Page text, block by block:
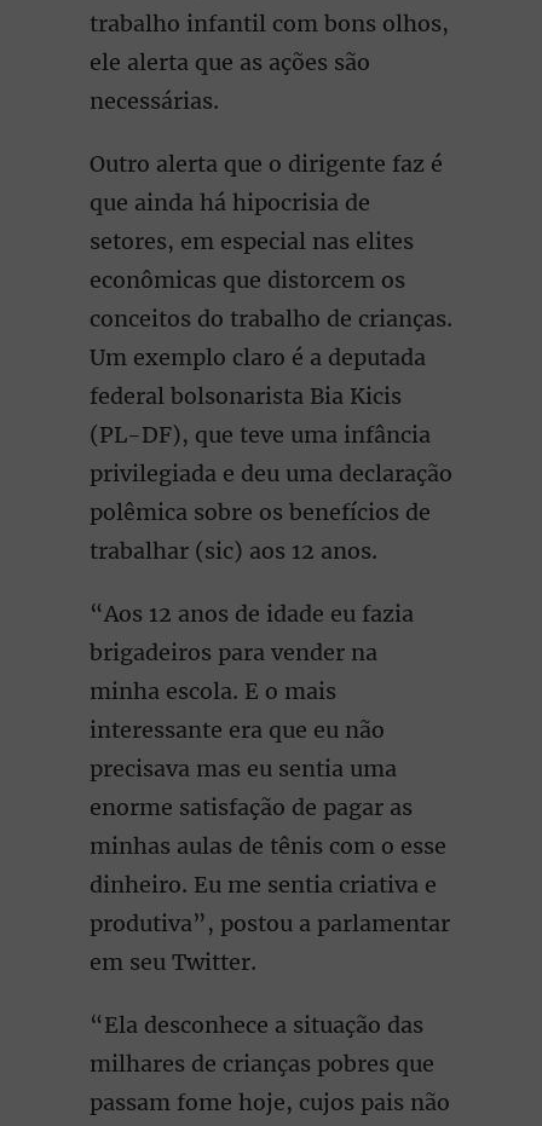
trabalho infantil com bons olhos,
ele alerta que as ações são
necessárias.
Outro alerta que o dirigente faz é
que ainda há hipocrisia de
setores, em especial nas elites
econômicas que distorcem os
conceitos do trabalho de crianças.
Um exemplo claro é a deputada
federal bolsonarista Bia Kicis
(PL-DF), que teve uma infância
privilegiada e deu uma declaração
polêmica sobre os benefícios de
trabalhar (sic) aos 12 anos.
“Aos 12 anos de idade eu fazia
brigadeiros para vender na
minha escola. E o mais
interessante era que eu não
precisava mas eu sentia uma
enorme satisfação de pagar as
minhas aulas de tênis com o esse
dinheiro. Eu me sentia criativa e
produtiva”, postou a parlamentar
em seu Twitter.
“Ela desconhece a situação das
milhares de crianças pobres que
passam fome hoje, cujos pais não